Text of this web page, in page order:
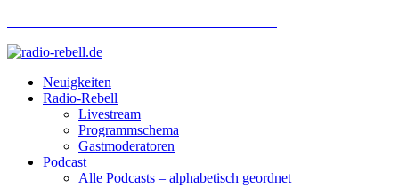
Neuigkeiten
Radio-Rebell
Livestream
Programmschema
Gastmoderatoren
Podcast
Alle Podcasts – alphabetisch geordnet